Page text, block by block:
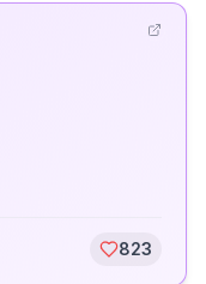
823